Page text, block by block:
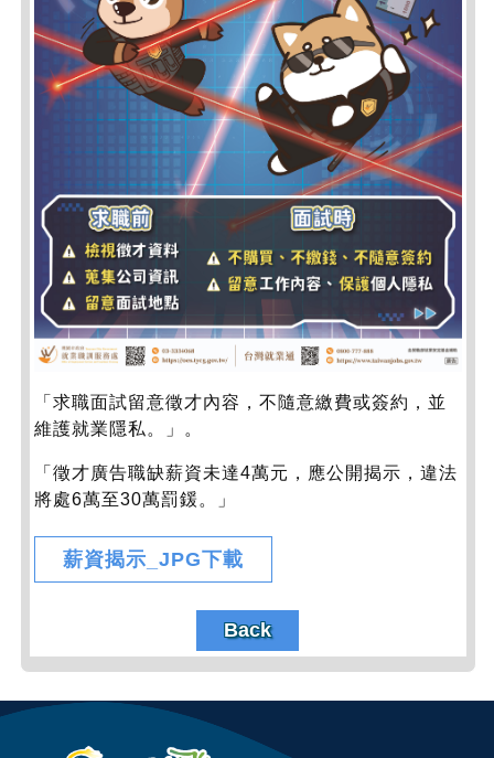
「求職面試留意徵才內容，不隨意繳費或簽約，並
維護就業隱私。」。
「徵才廣告職缺薪資未達4萬元，應公開揭示，違法
將處6萬至30萬罰鍰。」
薪資揭示_JPG下載
Back